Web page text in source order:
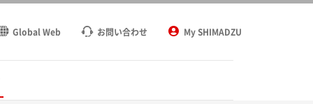
Global Web お問い合わせ My SHIMADZU